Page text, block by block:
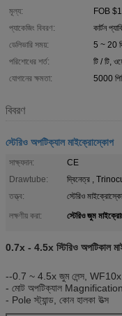
মূল্য:
FOB
প্যাকেজিং বিবরণ:
কার্টন
ডেলিভারি সময়:
5 ~ 20
পরিশোধের শর্ত:
টি / টি,
যোগানের ক্ষমতা:
5000
বিবরণ
স্টেরিও অপটিক্যাল মাইক্রোস্কোপ
সাক্ষ্যদান:
CE
Drawtube:
দ্বিনেত্র ,
তত্ত্ব:
স্টেরিও
লক্ষণীয় করা:
স্টেরিও জুম
0.7x - 4.5x স্টিরিও অপটিকাল
--0.7 ~ 4.5x জুম লেন্স,
- মোট অপটিক্যাল
- Pole স্ট্যান্ড, কোন হালকা উত্স